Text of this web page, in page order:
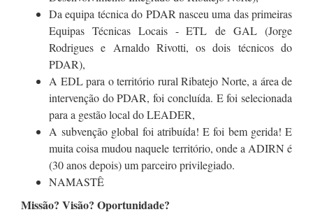
Da equipa técnica do PDAR nasceu uma das primeiras
Equipas Técnicas Locais - ETL de GAL (Jorge
Rodrigues e Arnaldo Rivotti, os dois técnicos do
PDAR),
A EDL para o território rural Ribatejo Norte, a área de
intervenção do PDAR, foi concluída. E foi selecionada
para a gestão local do LEADER,
A subvenção global foi atribuída! E foi bem gerida! E
muita coisa mudou naquele território, onde a ADIRN é
(30 anos depois) um parceiro privilegiado.
NAMASTÊ
Missão? Visão? Oportunidade?